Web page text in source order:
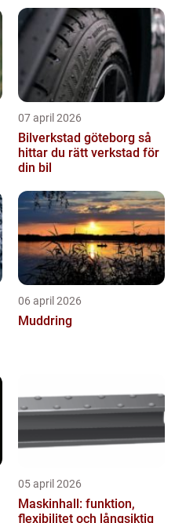
07 april 2026
Bilverkstad göteborg så
hittar du rätt verkstad för
din bil
06 april 2026
Muddring
05 april 2026
Maskinhall: funktion,
flexibilitet och långsiktig